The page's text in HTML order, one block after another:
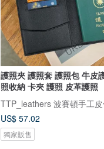
護照夾 護照套 護照包 牛皮
照收納 卡夾 護照 皮革護照
TTP_leathers 波賽頓手工
US$ 57.02
獨家販售